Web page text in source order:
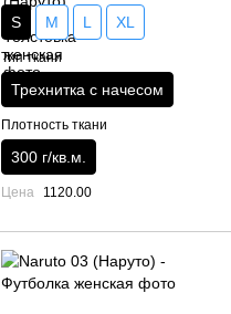
S M L XL
Тип ткани
Трехнитка с начесом
Плотность ткани
300 г/кв.м.
Цена 1120.00